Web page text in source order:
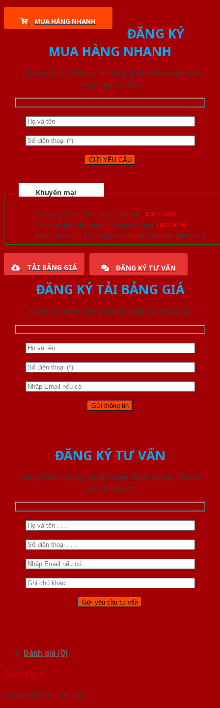
MUA HÀNG NHANH
ĐĂNG KÝ
MUA HÀNG NHANH
Chúng tôi sẽ liên lạc lại với quý khách trong thời
gian ngắn nhất
Khuyến mại
Quà tặng đồ nội thất trang trí lên đến 1.000.000đ
Giảm trực tiếp khi mua đơn hàng lớn hơn 3.000.000đ
Nhiều ưu đãi lớn khi đăng ký tài khoản thành viên thân thiết
TẢI BẢNG GIÁ ĐĂNG KÝ TƯ VẤN
ĐĂNG KÝ TẢI BẢNG GIÁ
Đăng ký nhận báo giá mới nhất từ chúng tôi
ĐĂNG KÝ TƯ VẤN
Liên hệ với chúng tôi để nhận được tư vấn chi tiết
về sản phẩm
Đánh giá (0)
Đánh giá
Chưa có đánh giá nào.